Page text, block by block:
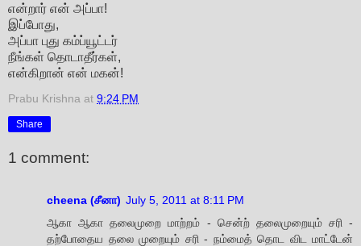
என்றார் என் அப்பா!
இப்போது,
அப்பா புது கம்ப்யூட்டர்
நீங்கள் தொடாதீர்கள்,
என்கிறான் என் மகன்!
Prabu Krishna at 9:24 PM
Share
1 comment:
cheena (சீனா) July 5, 2011 at 8:11 PM
ஆகா ஆகா தலைமுறை மாற்றம் - சென்ற் தலைமுறையும் சரி -
தற்போதைய தலை முறையும் சரி - நம்மைத் தொட விட மாட்டேன்